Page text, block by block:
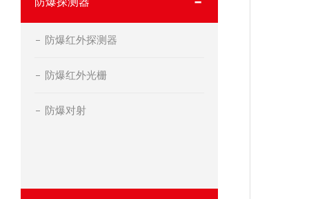
防爆红外探测器
防爆红外光栅
防爆对射